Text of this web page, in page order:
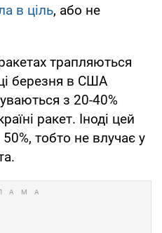
в ціль, або не
трапляються
березня в США
з 20-40%
ракет. Іноді цей
тобто не влучає у